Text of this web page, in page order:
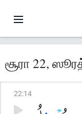
சூரா 22,
22:14